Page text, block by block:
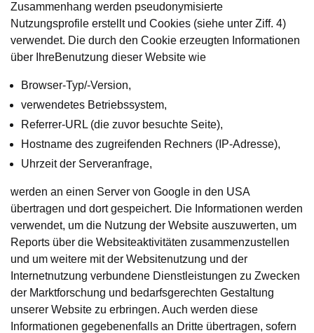
Zusammenhang werden pseudonymisierte
Nutzungsprofile erstellt und Cookies (siehe unter Ziff. 4)
verwendet. Die durch den Cookie erzeugten Informationen
über IhreBenutzung dieser Website wie
Browser-Typ/-Version,
verwendetes Betriebssystem,
Referrer-URL (die zuvor besuchte Seite),
Hostname des zugreifenden Rechners (IP-Adresse),
Uhrzeit der Serveranfrage,
werden an einen Server von Google in den USA
übertragen und dort gespeichert. Die Informationen werden
verwendet, um die Nutzung der Website auszuwerten, um
Reports über die Websiteaktivitäten zusammenzustellen
und um weitere mit der Websitenutzung und der
Internetnutzung verbundene Dienstleistungen zu Zwecken
der Marktforschung und bedarfsgerechten Gestaltung
unserer Website zu erbringen. Auch werden diese
Informationen gegebenenfalls an Dritte übertragen, sofern